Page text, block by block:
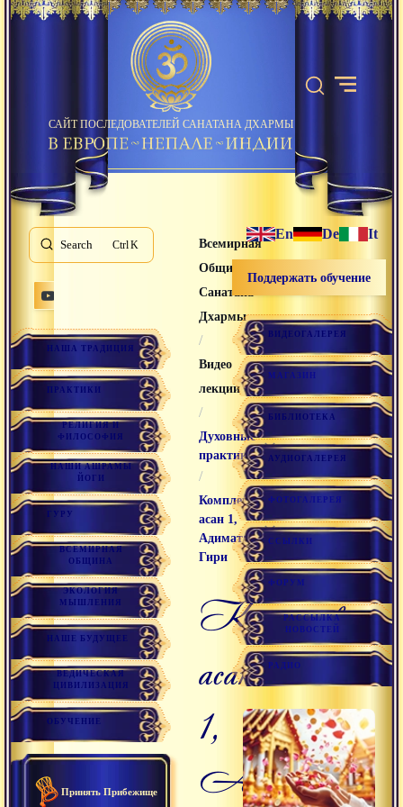
САЙТ ПОСЛЕДОВАТЕЛЕЙ САНАТАНА ДХАРМЫ
Search K
НАША ТРАДИЦИЯ
ПРАКТИКИ
РЕЛИГИЯ И
ФИЛОСОФИЯ
НАШИ АШРАМЫ
ЙОГИ
ГУРУ
ВСЕМИРНАЯ
ОБЩИНА
ЭКОЛОГИЯ
МЫШЛЕНИЯ
НАШЕ БУДУЩЕЕ
ВЕДИЧЕСКАЯ
ЦИВИЛИЗАЦИЯ
ОБУЧЕНИЕ
Принять Прибежище
Всемирная
Община
Санатана
Дхармы
/
Видео
лекции
/
Духовные
практики
/
Комплекс
асан 1,
Адимата
Гири
Комплекс
асан
1,
Адимата
En De It
Поддержать обучение
ВИДЕОГАЛЕРЕЯ
МАГАЗИН
БИБЛИОТЕКА
АУДИОГАЛЕРЕЯ
ФОТОГАЛЕРЕЯ
ССЫЛКИ
ФОРУМ
РАССЫЛКА
НОВОСТЕЙ
РАДИО